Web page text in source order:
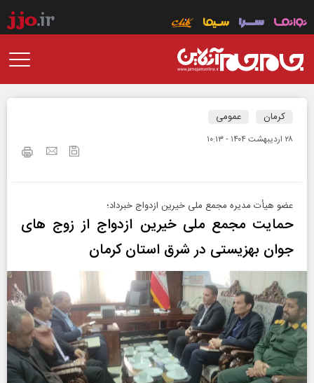
کرمان عمومی
۲۸ ارديبهشت ۱۴۰۴ - ۱۰:۱۳
عضو هیأت مدیره مجمع ملی خیرین ازدواج خبرداد؛
حمایت مجمع ملی خیرین ازدواج از زوج های
جوان بهزیستی در شرق استان کرمان